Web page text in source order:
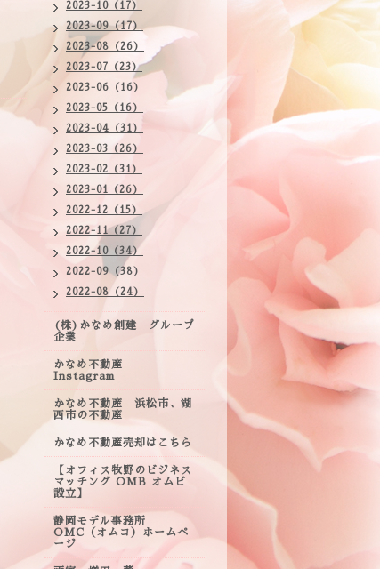
2023-10（17）
2023-09（17）
2023-08（26）
2023-07（23）
2023-06（16）
2023-05（16）
2023-04（31）
2023-03（26）
2023-02（31）
2023-01（26）
2022-12（15）
2022-11（27）
2022-10（34）
2022-09（38）
2022-08（24）
(株)かなめ創建 グループ
企業
かなめ不動産
Instagram
かなめ不動産 浜松市、湖
西市の不動産
かなめ不動産売却はこちら
【オフィス牧野のビジネス
マッチング OMB オムビ
設立】
静岡モデル事務所
OMC（オムコ）ホームペ
ージ